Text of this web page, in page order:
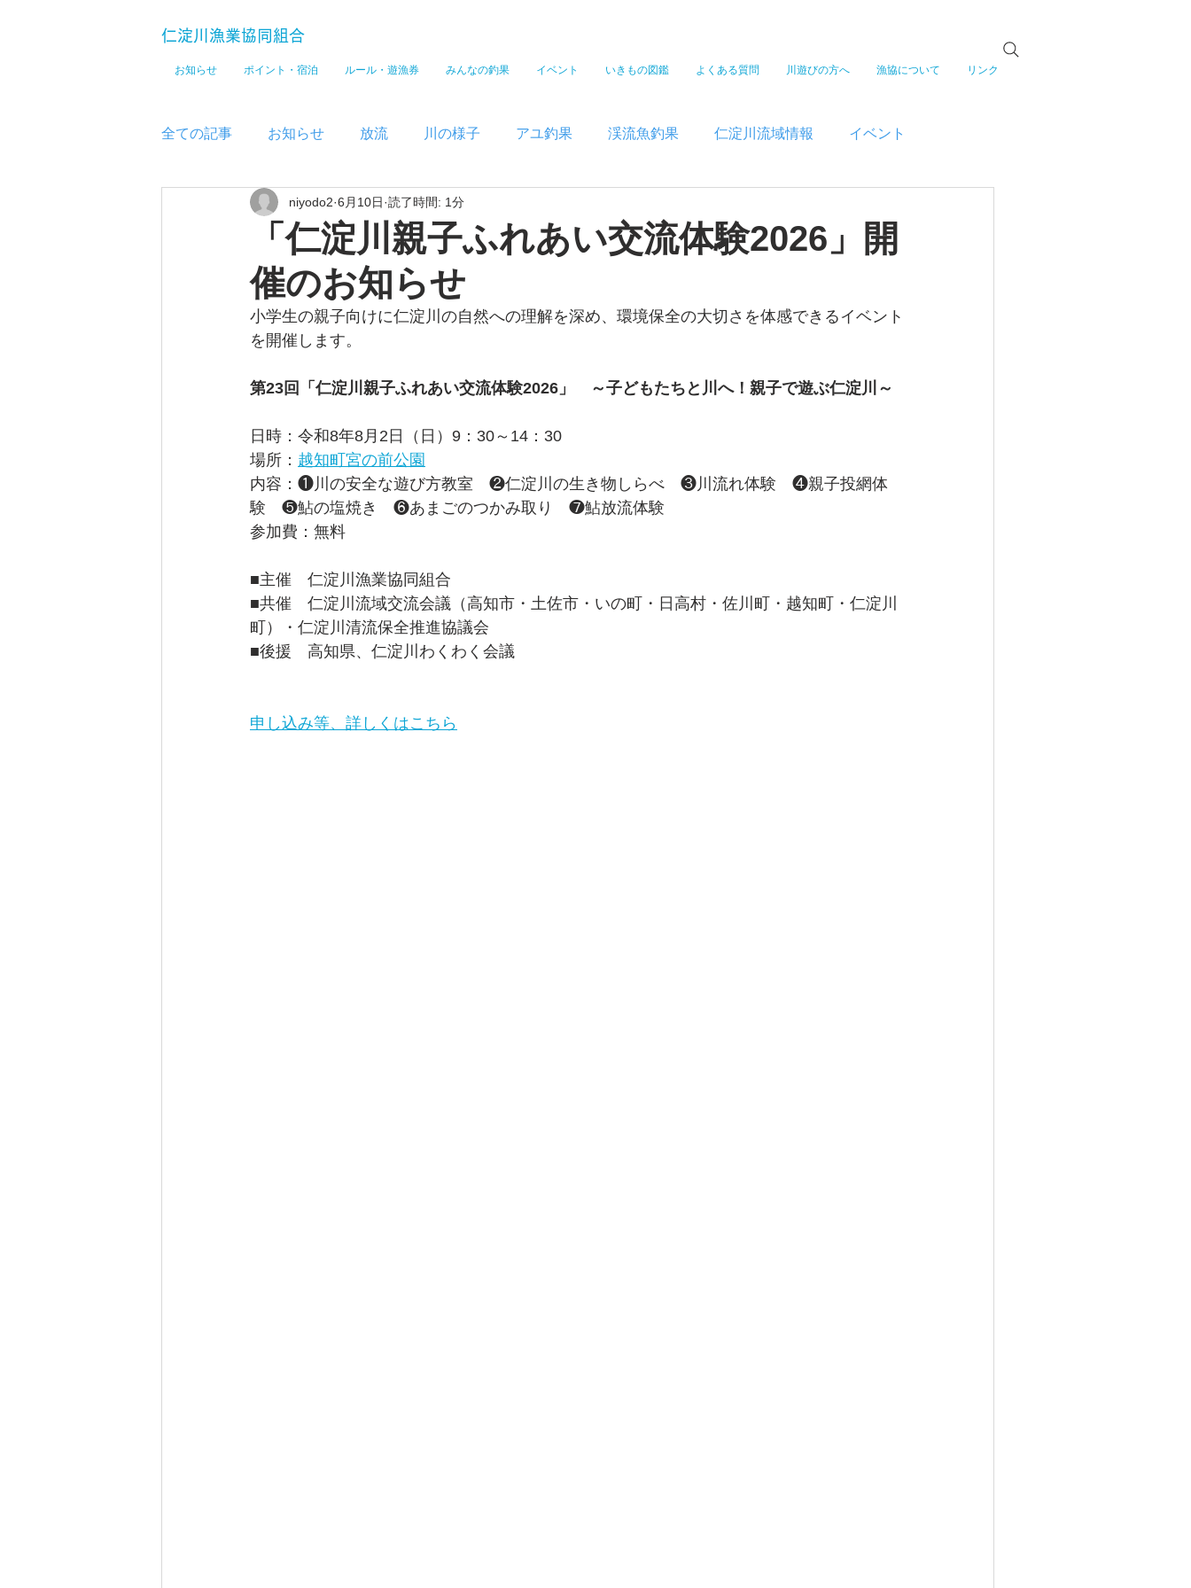
仁淀川漁業協同組合
お知らせ ポイント・宿泊 ルール・遊漁券 みんなの釣果 イベント いきもの図鑑 よくある質問 川遊びの方へ 漁協について リンク
全ての記事 お知らせ 放流 川の様子 アユ釣果 渓流魚釣果 仁淀川流域情報 イベント
メディア
「仁淀川親子ふれあい交流体験2026」開
催のお知らせ
niyodo2 6月10日 読了時間: 1分
小学生の親子向けに仁淀川の自然への理解を深め、環境保全の大切さを体感できるイベント
を開催します。
第23回「仁淀川親子ふれあい交流体験2026」　～子どもたちと川へ！親子で遊ぶ仁淀川～
日時：令和8年8月2日（日）9：30～14：30
場所： 越知町宮の前公園
内容：❶川の安全な遊び方教室
❷仁淀川の生き物しらべ　❸川流れ体験　❹親子投網体
験　❺鮎の塩焼き　❻あまごのつかみ取り　❼鮎放流体験
参加費：無料
■主催　仁淀川漁業協同組合
■共催　仁淀川流域交流会議（高知市・土佐市・いの町・日高村・佐川町・越知町・仁淀川
町）・仁淀川清流保全推進協議会
■後援　高知県、仁淀川わくわく会議
申し込み等、詳しくはこちら